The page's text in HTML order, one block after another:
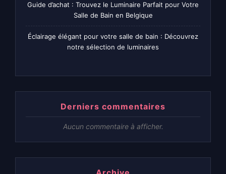
Guide d’achat : Trouvez le Luminaire Parfait pour Votre
Salle de Bain en Belgique
Éclairage élégant pour votre salle de bain : Découvrez
notre sélection de luminaires
Derniers commentaires
Aucun commentaire à afficher.